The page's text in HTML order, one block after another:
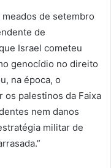
de setembro
de
Israel cometeu
genocídio no direito
na época, o
palestinos da Faixa
nem danos
militar de